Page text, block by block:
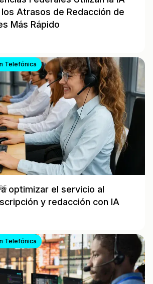
los Atrasos de Redacción de
Más Rápido
Telefónica
optimizar el servicio al
y redacción con IA
Telefónica